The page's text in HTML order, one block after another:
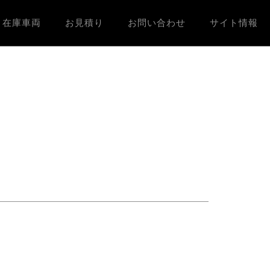
在庫車両 お見積り お問い合わせ サイト情報